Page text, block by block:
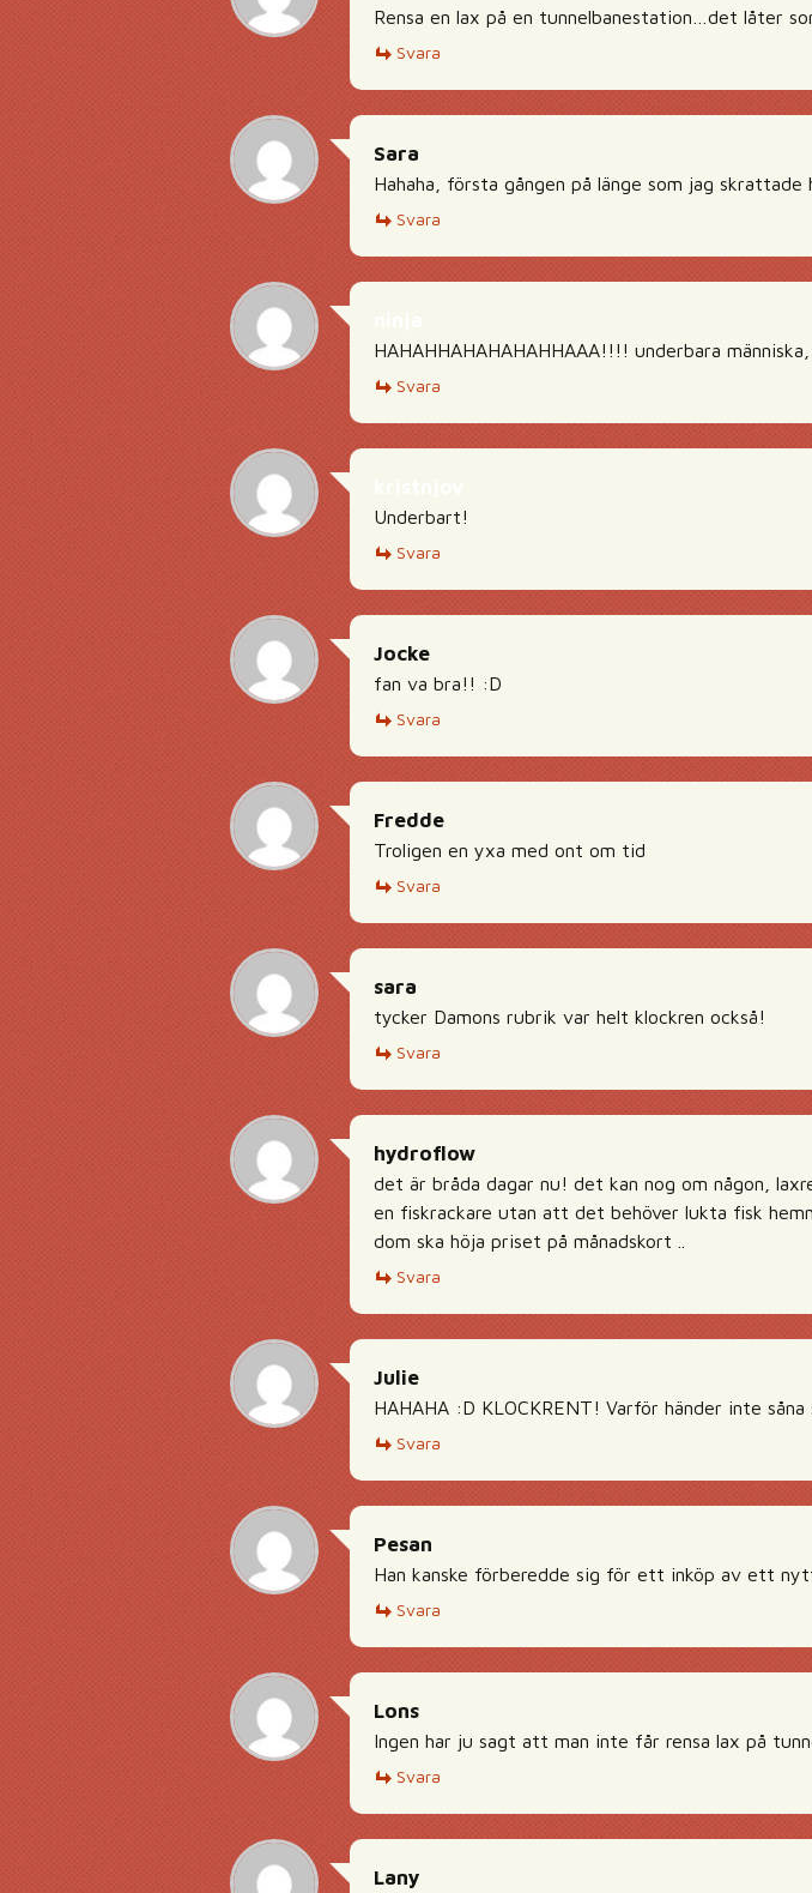
Rensa en lax på en tunnelbanestation…det låter
Svara
Sara
Hahaha, första gången på länge som jag
Svara
HAHAHHAHAHAHAHHAAA!!!! underbara
Svara
Underbart!
Svara
Jocke
fan va bra!! :D
Svara
Fredde
Troligen en yxa med ont om tid
Svara
sara
tycker Damons rubrik var helt klockren också!
Svara
hydroflow
det är bråda dagar nu! det kan nog om någon,
en fiskrackare utan att det behöver lukta fisk
dom ska höja priset på månadskort ..
Svara
Julie
HAHAHA :D KLOCKRENT! Varför händer inte
Svara
Pesan
Han kanske förberedde sig för ett inköp av ett
Svara
Lons
Ingen har ju sagt att man inte får rensa lax på
Svara
Lany